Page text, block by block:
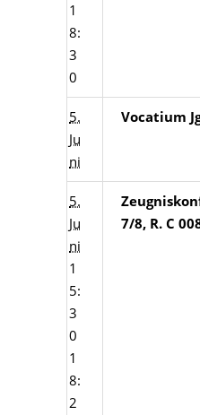
1
8:
3
0
5.
Ju
ni
Vocatium
5.
Ju
ni
1
5:
3
0
1
8:
2
7/8, R. C